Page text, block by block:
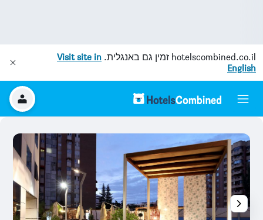
hotelscombined.co.il זמין גם באנגלית. Visit site in
English